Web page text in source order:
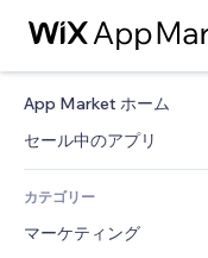
App Market ホーム
セール中のアプリ
カテゴリー
マーケティング